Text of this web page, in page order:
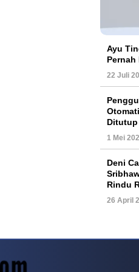
Ayu
22 Juli
Ditutup
1 Mei
Deni
Rindu
26 April